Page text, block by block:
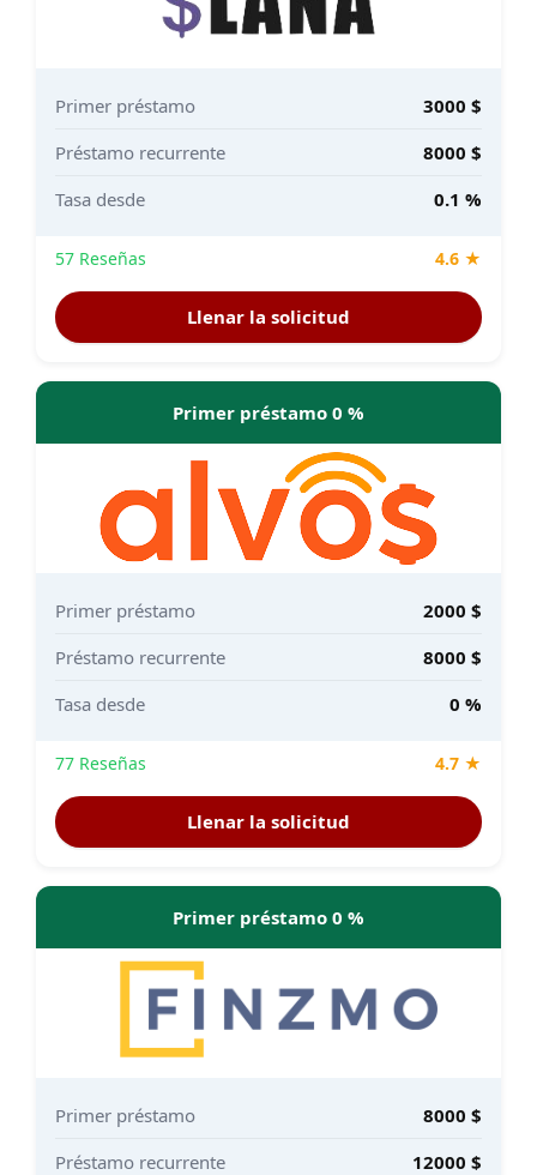
Primer préstamo
3000 $
Préstamo recurrente
8000 $
Tasa desde
0.1 %
57 Reseñas 4.6 ★
Llenar la solicitud
Primer préstamo 0 %
Primer préstamo
2000 $
Préstamo recurrente
8000 $
Tasa desde
0 %
77 Reseñas 4.7 ★
Llenar la solicitud
Primer préstamo 0 %
Primer préstamo
8000 $
Préstamo recurrente
12000 $